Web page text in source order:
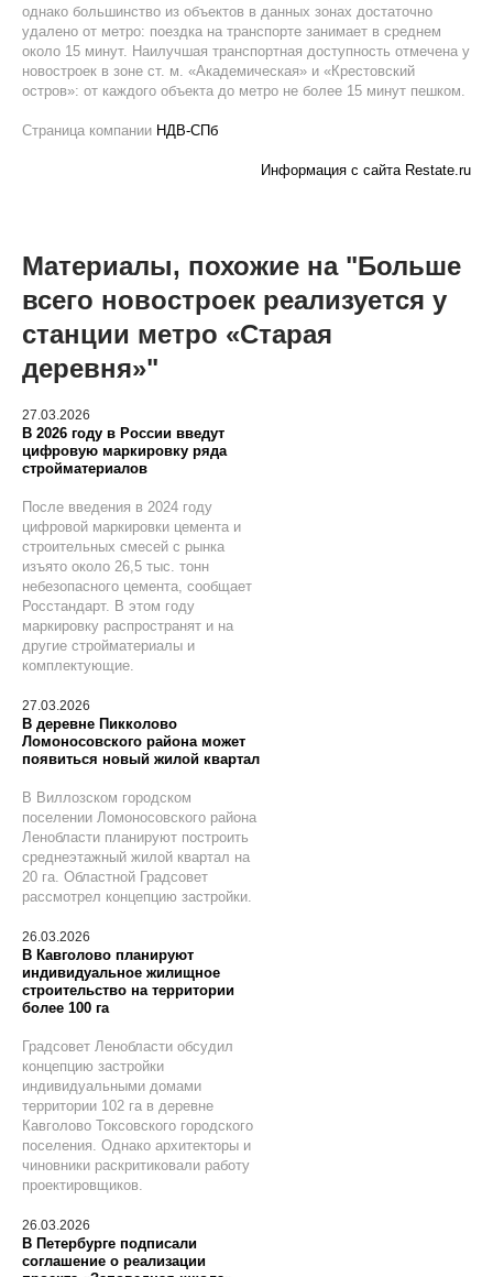
однако большинство из объектов в данных зонах достаточно
удалено от метро: поездка на транспорте занимает в среднем
около 15 минут. Наилучшая транспортная доступность отмечена у
новостроек в зоне ст. м. «Академическая» и «Крестовский
остров»: от каждого объекта до метро не более 15 минут пешком.
Страница компании НДВ-СПб
Информация с сайта Restate.ru
Материалы, похожие на "Больше
всего новостроек реализуется у
станции метро «Старая
деревня»"
27.03.2026
В 2026 году в России введут
цифровую маркировку ряда
стройматериалов
После введения в 2024 году
цифровой маркировки цемента и
строительных смесей с рынка
изъято около 26,5 тыс. тонн
небезопасного цемента, сообщает
Росстандарт. В этом году
маркировку распространят и на
другие стройматериалы и
комплектующие.
27.03.2026
В деревне Пикколово
Ломоносовского района может
появиться новый жилой квартал
В Виллозском городском
поселении Ломоносовского района
Ленобласти планируют построить
среднеэтажный жилой квартал на
20 га. Областной Градсовет
рассмотрел концепцию застройки.
26.03.2026
В Кавголово планируют
индивидуальное жилищное
строительство на территории
более 100 га
Градсовет Ленобласти обсудил
концепцию застройки
индивидуальными домами
территории 102 га в деревне
Кавголово Токсовского городского
поселения. Однако архитекторы и
чиновники раскритиковали работу
проектировщиков.
26.03.2026
В Петербурге подписали
соглашение о реализации